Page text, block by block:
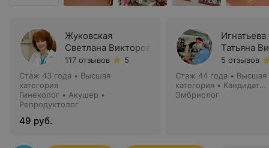
Жуковская
Светлана Викторовна
117 отзывов
5
Стаж 43 года • Высшая
категория
Гинеколог • Акушер •
Репродуктолог
49 руб.
Игнатьева
Татьяна
5 отзывов
Стаж 44 года • Высшая
категория • Кандидат
медицинских наук
Эмбриолог